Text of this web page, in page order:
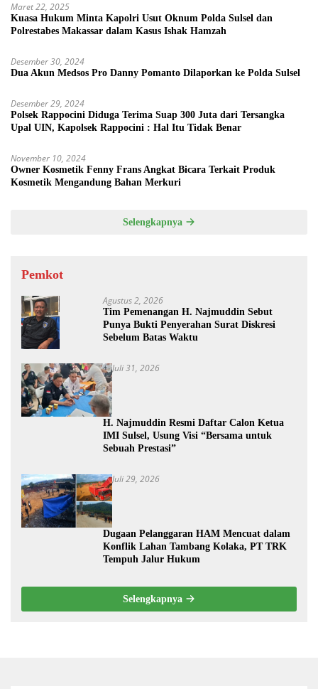
Maret 22, 2025
Kuasa Hukum Minta Kapolri Usut Oknum Polda Sulsel dan
Polrestabes Makassar dalam Kasus Ishak Hamzah
Desember 30, 2024
Dua Akun Medsos Pro Danny Pomanto Dilaporkan ke Polda Sulsel
Desember 29, 2024
Polsek Rappocini Diduga Terima Suap 300 Juta dari Tersangka
Upal UIN, Kapolsek Rappocini : Hal Itu Tidak Benar
November 10, 2024
Owner Kosmetik Fenny Frans Angkat Bicara Terkait Produk
Kosmetik Mengandung Bahan Merkuri
Selengkapnya
Pemkot
Agustus 2, 2026
Tim Pemenangan H. Najmuddin Sebut
Punya Bukti Penyerahan Surat Diskresi
Sebelum Batas Waktu
Juli 31, 2026
H. Najmuddin Resmi Daftar Calon Ketua
IMI Sulsel, Usung Visi “Bersama untuk
Sebuah Prestasi”
Juli 29, 2026
Dugaan Pelanggaran HAM Mencuat dalam
Konflik Lahan Tambang Kolaka, PT TRK
Tempuh Jalur Hukum
Selengkapnya